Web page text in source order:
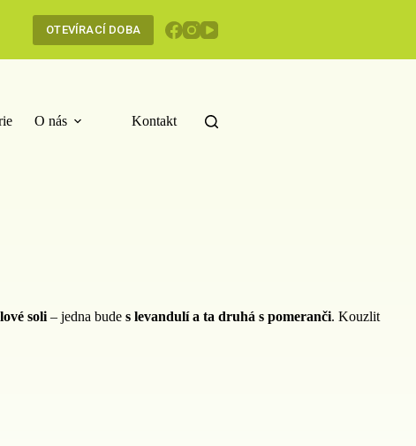
OTEVÍRACÍ DOBA
O nás Kontakt
soli – jedna bude s levandulí a ta druhá s pomeranči. Kouzlit